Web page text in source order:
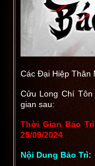
Các Đại Hiệp Thân
Cửu Long Chí
gian sau:
Thời Gian Bảo
25/09/2024
Nội Dung Bảo Trì: